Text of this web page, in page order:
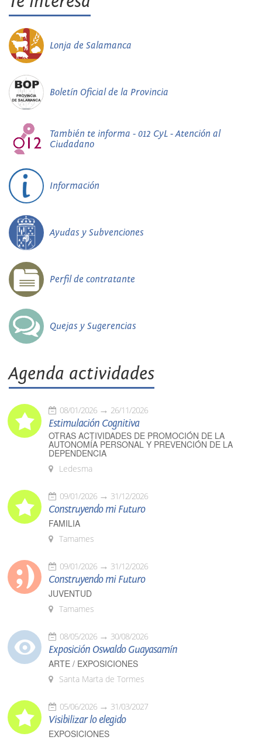
Lonja de Salamanca
Boletín Oficial de la Provincia
También te informa - 012 CyL - Atención al
Ciudadano
Información
Ayudas y Subvenciones
Perfil de contratante
Quejas y Sugerencias
Agenda actividades
08/01/2026 26/11/2026
Estimulación Cognitiva
OTRAS ACTIVIDADES DE PROMOCIÓN DE LA
AUTONOMÍA PERSONAL Y PREVENCIÓN DE LA
DEPENDENCIA
Ledesma
09/01/2026 31/12/2026
Construyendo mi Futuro
FAMILIA
Tamames
09/01/2026 31/12/2026
Construyendo mi Futuro
JUVENTUD
Tamames
08/05/2026 30/08/2026
Exposición Oswaldo Guayasamín
ARTE / EXPOSICIONES
Santa Marta de Tormes
05/06/2026 31/03/2027
Visibilizar lo elegido
EXPOSICIONES